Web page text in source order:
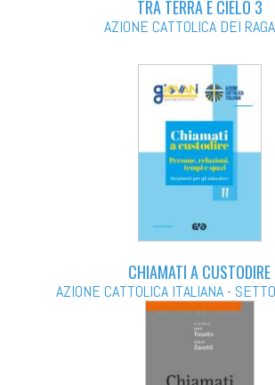
TRA TERRA E CIELO 3
AZIONE CATTOLICA DEI
CHIAMATI A CUSTODIRE
AZIONE CATTOLICA ITALIANA -